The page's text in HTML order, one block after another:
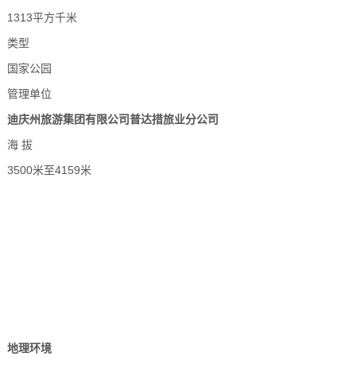
1313平方千米
类型
国家公园
管理单位
迪庆州旅游集团有限公司普达措旅业分公司
海 拔
3500米至4159米
地理环境